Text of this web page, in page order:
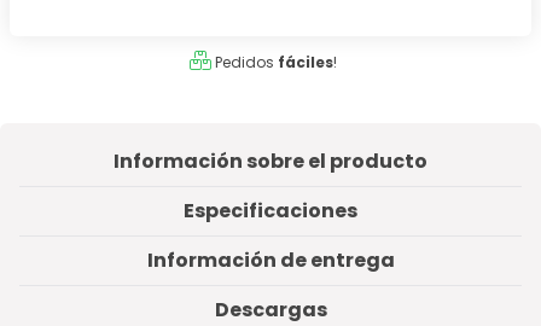
Pedidos fáciles!
Información sobre el producto
Especificaciones
Información de entrega
Descargas